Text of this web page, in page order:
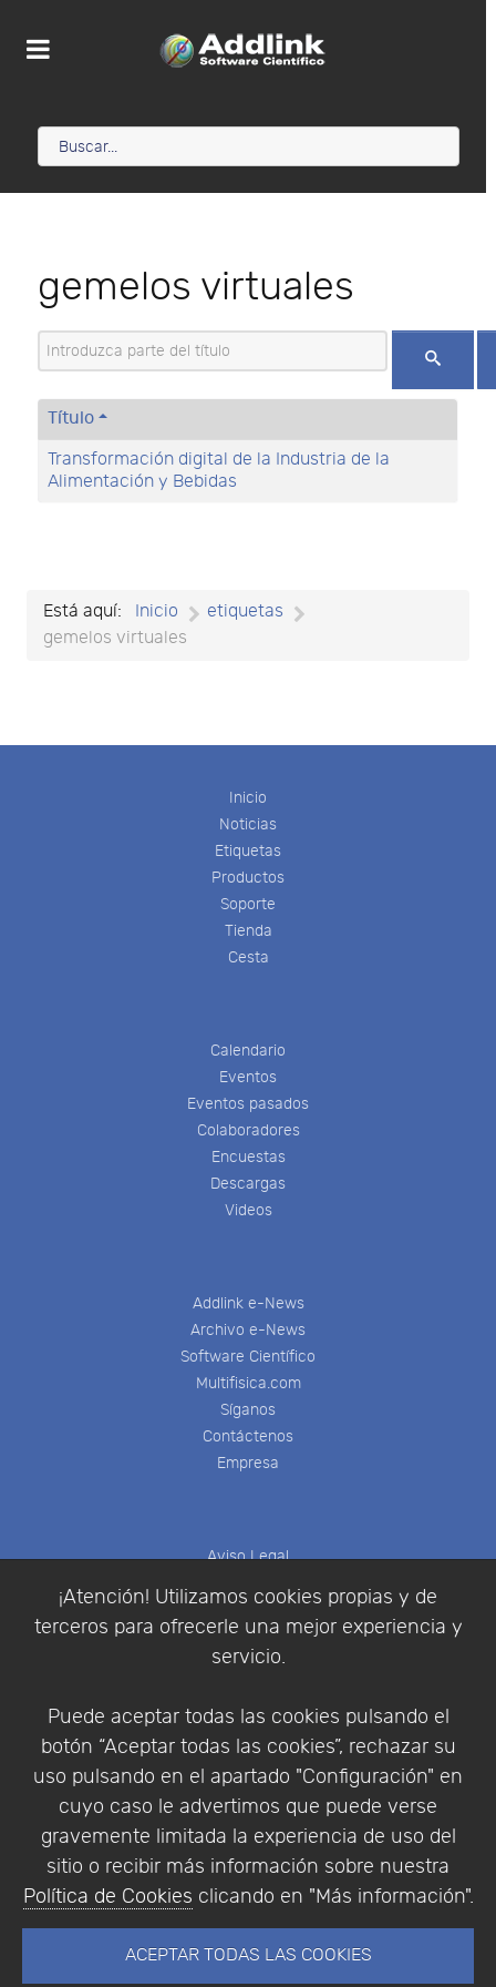
¡Atención! Utilizamos cookies propias y de
terceros para ofrecerle una mejor experiencia y
servicio.
Puede aceptar todas las cookies pulsando el
botón “Aceptar todas las cookies”, rechazar su
uso pulsando en el apartado "Configuración" en
cuyo caso le advertimos que puede verse
gravemente limitada la experiencia de uso del
sitio o recibir más información sobre nuestra
Política de Cookies clicando en "Más información".
ACEPTAR TODAS LAS COOKIES
gemelos virtuales
Introduzca parte del título
Título
Transformación digital de la Industria de la
Alimentación y Bebidas
Está aquí: Inicio
etiquetas
gemelos virtuales
Inicio
Noticias
Etiquetas
Productos
Soporte
Tienda
Cesta
Calendario
Eventos
Eventos pasados
Colaboradores
Encuestas
Descargas
Videos
Addlink e-News
Archivo e-News
Software Científico
Multifisica.com
Síganos
Contáctenos
Empresa
Aviso Legal
Política de Privacidad
Condiciones de compra
Identificarse
Empresa|Aviso Legal| Política de Privacidad |
Política de Cookies
© Copyright 1994 - 2026. Addlink Software
Científico, S.L.
Portugal.